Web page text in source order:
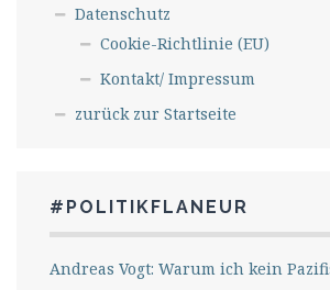
Datenschutz
Cookie-Richtlinie (EU)
Kontakt/ Impressum
zurück zur Startseite
#POLITIKFLANEUR
Andreas Vogt: Warum ich kein